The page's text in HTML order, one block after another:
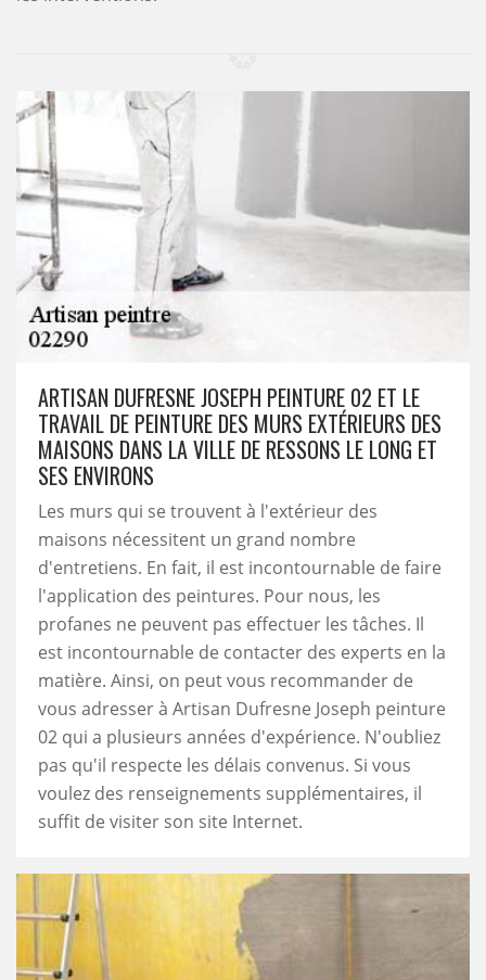
ARTISAN DUFRESNE JOSEPH PEINTURE 02 ET LE
TRAVAIL DE PEINTURE DES MURS EXTÉRIEURS DES
MAISONS DANS LA VILLE DE RESSONS LE LONG ET
SES ENVIRONS
Les murs qui se trouvent à l'extérieur des
maisons nécessitent un grand nombre
d'entretiens. En fait, il est incontournable de faire
l'application des peintures. Pour nous, les
profanes ne peuvent pas effectuer les tâches. Il
est incontournable de contacter des experts en la
matière. Ainsi, on peut vous recommander de
vous adresser à Artisan Dufresne Joseph peinture
02 qui a plusieurs années d'expérience. N'oubliez
pas qu'il respecte les délais convenus. Si vous
voulez des renseignements supplémentaires, il
suffit de visiter son site Internet.